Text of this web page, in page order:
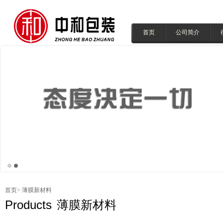
首页 公司简介
首页> 薄膜新材料
Products 薄膜新材料